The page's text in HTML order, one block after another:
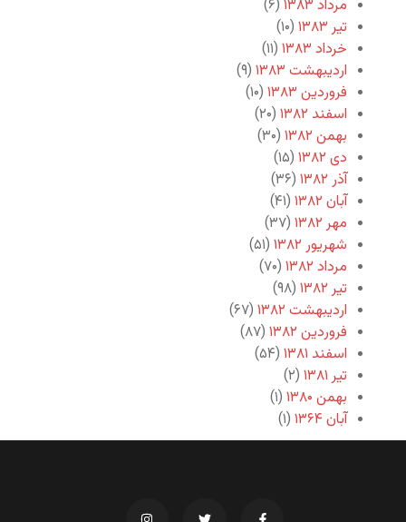
مرداد ۱۳۸۳
(۶)
تیر ۱۳۸۳
(۱۰)
خرداد ۱۳۸۳
(۱۱)
اردیبهشت ۱۳۸۳
(۹)
فروردین ۱۳۸۳
(۱۰)
اسفند ۱۳۸۲
(۲۰)
بهمن ۱۳۸۲
(۳۰)
دی ۱۳۸۲
(۱۵)
آذر ۱۳۸۲
(۳۶)
آبان ۱۳۸۲
(۴۱)
مهر ۱۳۸۲
(۳۷)
شهریور ۱۳۸۲
(۵۱)
مرداد ۱۳۸۲
(۷۰)
تیر ۱۳۸۲
(۹۸)
اردیبهشت ۱۳۸۲
(۶۷)
فروردین ۱۳۸۲
(۸۷)
اسفند ۱۳۸۱
(۵۴)
تیر ۱۳۸۱
(۲)
بهمن ۱۳۸۰
(۱)
آبان ۱۳۶۴
(۱)